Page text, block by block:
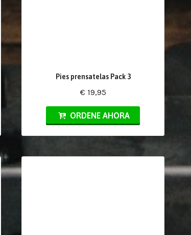
Pies prensatelas Pack 3
€ 19,95
ORDENE AHORA